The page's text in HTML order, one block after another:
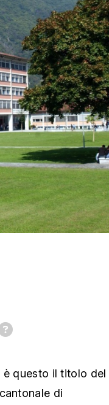
è questo il titolo del
di